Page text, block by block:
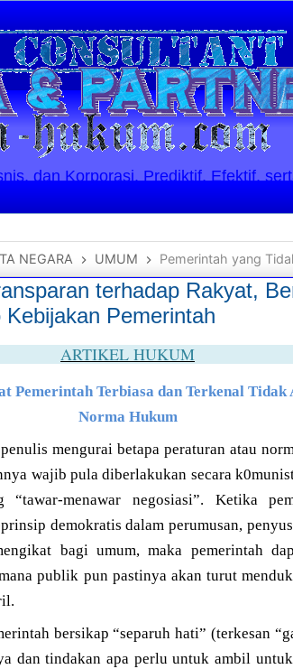
dan Korporasi. Prediktif, Efektif,
NEGARA UMUM Pemerintah yang Tidak Transparan terhadap
terhadap Rakyat,
Pemerintah
ARTIKEL HUKUM
Pemerintah Terbiasa dan Terkenal Tidak
Norma Hukum
mengurai betapa peraturan atau
wajib pula diberlakukan secara
menawar negosiasi”. Ketika
demokratis dalam perumusan,
bagi umum, maka pemerintah
publik pun pastinya akan turut
bersikap “separuh hati” (terkesan
dan tindakan apa perlu untuk ambil